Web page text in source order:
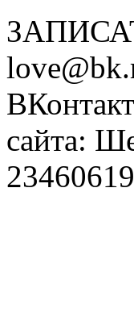
сайта: